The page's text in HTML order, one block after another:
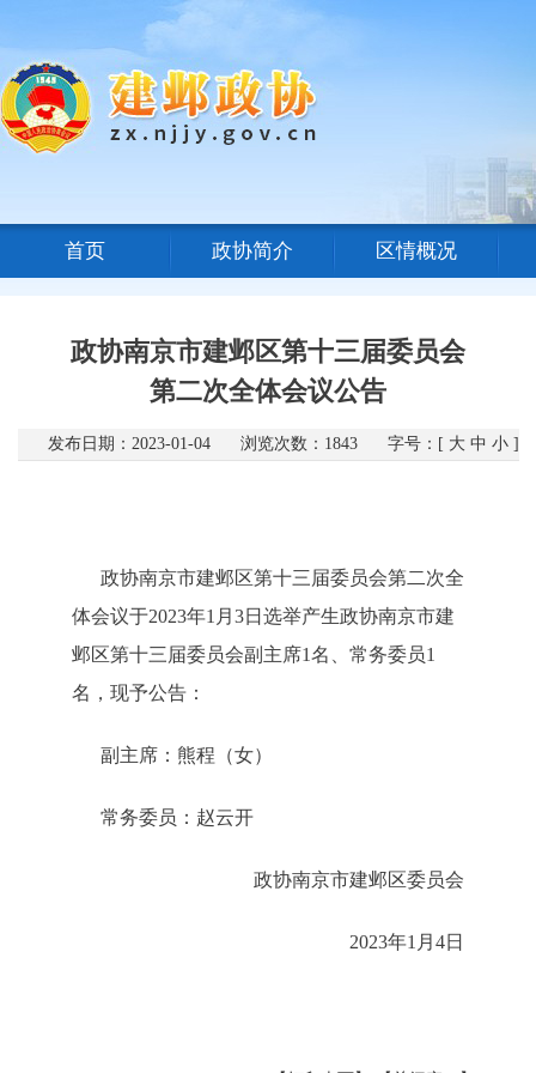
首页 政协简介 区情概况
政协南京市建邺区第十三届委员会
第二次全体会议公告
发布日期：2023-01-04 浏览次数： 1843 字号：[ 大 中 小]
政协南京市建邺区第十三届委员会第二次全
体会议于2023年1月3日选举产生政协南京市建
邺区第十三届委员会副主席1名、常务委员1
名，现予公告：
副主席：熊程（女）
常务委员：赵云开
政协南京市建邺区委员会
2023年1月4日